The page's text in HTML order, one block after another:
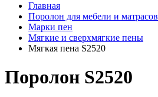
Главная
Поролон для мебели и матрасов
Марки пен
Мягкие и сверхмягкие пены
Мягкая пена S2520
Поролон S2520